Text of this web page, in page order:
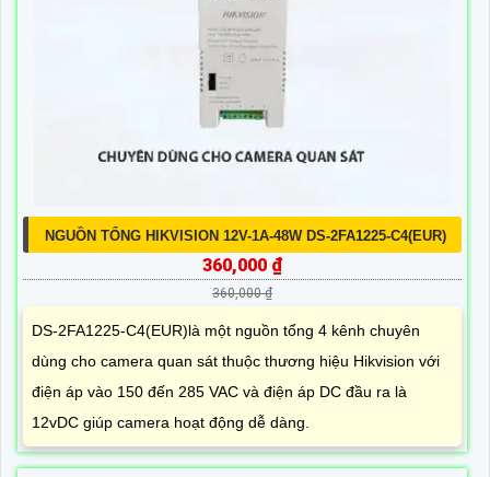
NGUỒN TỔNG HIKVISION 12V-1A-48W DS-2FA1225-C4(EUR)
360,000 ₫
360,000 ₫
DS-2FA1225-C4(EUR)là một nguồn tổng 4 kênh chuyên
dùng cho camera quan sát thuộc thương hiệu Hikvision với
điện áp vào 150 đến 285 VAC và điện áp DC đầu ra là
12vDC giúp camera hoạt động dễ dàng.